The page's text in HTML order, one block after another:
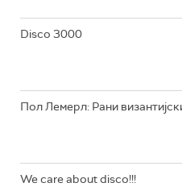
Disco 3000
Пол Лемерл: Рани
We care about disco!!!